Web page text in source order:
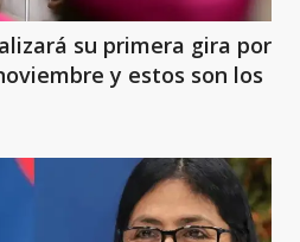
su primera gira por
y estos son los